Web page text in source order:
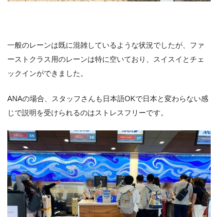
一般のレーンは既に混雑しているような状況でしたが、ファ
ーストクラス用のレーンは特に空いており、スイスイとチェ
ックインができました。
ANAの場合、スタッフさんも日本語OKで日本と変わらない感
じで説明を受けられるのはストレスフリーです。